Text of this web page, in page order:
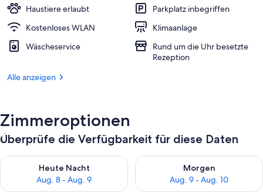
Außenbereich
Haustiere erlaubt
Parkplatz inbegriffen
Kostenloses WLAN
Klimaanlage
Wäscheservice
Rund um die Uhr besetzte
Rezeption
Alle anzeigen
Zimmeroptionen
Überprüfe die Verfügbarkeit für diese Daten
Heute Nacht
Aug. 8 - Aug. 9
Überprüfe die Verfügbarkeit für heute Nacht, Aug. 8 - Aug. 9.
Morgen
Aug. 9 - Aug. 10
Überprüfe die Verfügbarkeit